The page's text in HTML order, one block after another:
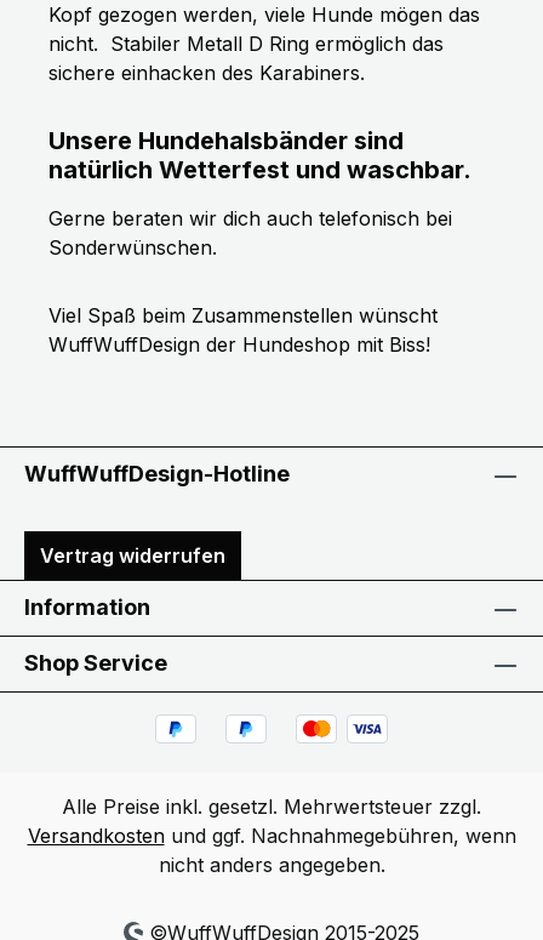
Kopf gezogen werden, viele Hunde mögen das
nicht. Stabiler Metall D Ring ermöglich das
sichere einhacken des Karabiners.
Unsere Hundehalsbänder sind
natürlich Wetterfest und waschbar.
Gerne beraten wir dich auch telefonisch bei
Sonderwünschen.
Viel Spaß beim Zusammenstellen wünscht
WuffWuffDesign der Hundeshop mit Biss!
WuffWuffDesign-Hotline
Vertrag widerrufen
Information
Shop Service
Alle Preise inkl. gesetzl. Mehrwertsteuer zzgl.
Versandkostenund ggf. Nachnahmegebühren, wenn
nicht anders angegeben.
©WuffWuffDesign 2015-2025